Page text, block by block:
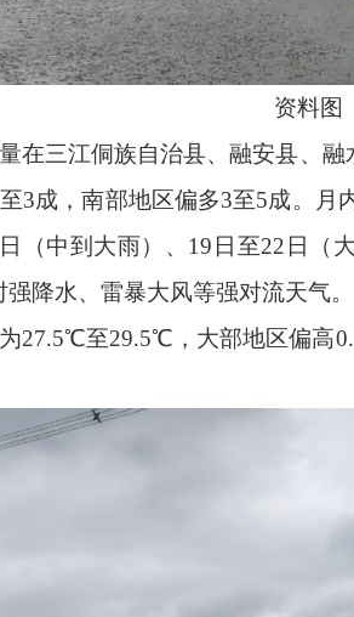
资料图
在三江侗族自治县、融安县、
3成，南部地区偏多3至5成。
（中到大雨）、19日至22日（
降水、雷暴大风等强对流天气。
27.5℃至29.5℃，大部地区偏高